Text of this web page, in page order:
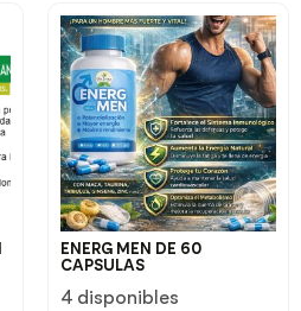
ENERG MEN DE 60
CAPSULAS
4 disponibles